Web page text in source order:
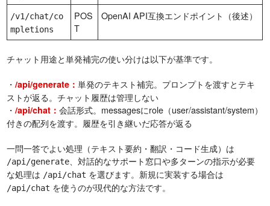
/v1/chat/co
mpletions
POS
T
OpenAI API互換エンドポイント（後述）
チャット用途と単発補完の使い分けは以下が基準です。
・/api/generate：単発のテキスト補完。プロンプトを渡すとテキ
ストが返る。チャット履歴は管理しない
・/api/chat：会話形式。messagesにrole（user/assistant/system）
付きの配列を渡す。履歴を引き継いだ応答が返る
一問一答でよい処理（テキスト要約・翻訳・コード生成）は
/api/generate、対話的なサポート窓口や多ターンの指示が必要
な処理は /api/chat を選びます。新規に実装する場合は
/api/chat を使うのが現代的な方法です。